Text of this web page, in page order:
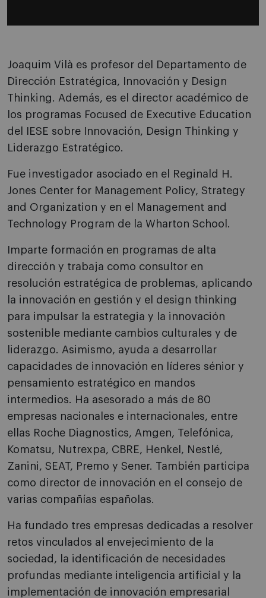
Joaquim Vilà es profesor del Departamento de
Dirección Estratégica, Innovación y Design
Thinking. Además, es el director académico de
los programas Focused de Executive Education
del IESE sobre Innovación, Design Thinking y
Liderazgo Estratégico.
Fue investigador asociado en el Reginald H.
Jones Center for Management Policy, Strategy
and Organization y en el Management and
Technology Program de la Wharton School.
Imparte formación en programas de alta
dirección y trabaja como consultor en
resolución estratégica de problemas, aplicando
la innovación en gestión y el design thinking
para impulsar la estrategia y la innovación
sostenible mediante cambios culturales y de
liderazgo. Asimismo, ayuda a desarrollar
capacidades de innovación en líderes sénior y
pensamiento estratégico en mandos
intermedios. Ha asesorado a más de 80
empresas nacionales e internacionales, entre
ellas Roche Diagnostics, Amgen, Telefónica,
Komatsu, Nutrexpa, CBRE, Henkel, Nestlé,
Zanini, SEAT, Premo y Sener. También participa
como director de innovación en el consejo de
varias compañías españolas.
Ha fundado tres empresas dedicadas a resolver
retos vinculados al envejecimiento de la
sociedad, la identificación de necesidades
profundas mediante inteligencia artificial y la
implementación de innovación empresarial